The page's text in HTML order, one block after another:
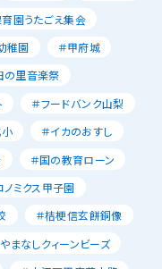
園うたごえ集会
稚園
＃甲府城
の里音楽祭
＃フードバンク山梨
＃イカのおすし
＃国の教育ローン
ノミクス甲子園
＃桔梗信玄餅銅像
まなしクィーンビーズ